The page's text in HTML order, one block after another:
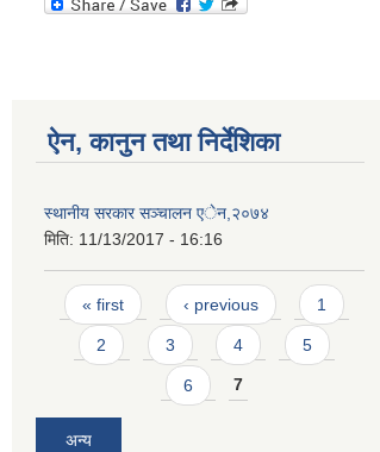
ऐन, कानुन तथा निर्देशिका
स्थानीय सरकार सञ्चालन एेन,२०७४
मिति: 11/13/2017 - 16:16
Pages
« first ‹ previous 1
2 3 4 5
6 7
अन्य